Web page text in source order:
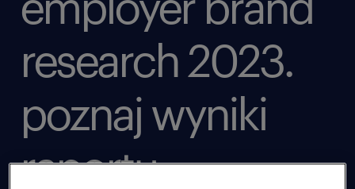
research 2023.
poznaj wyniki
raportu